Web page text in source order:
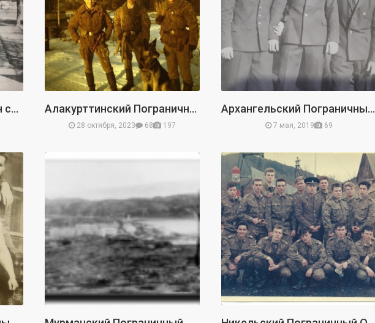
107 Отдельный батальон связи (4 Отдельный полк связи) Алакурттинский Пограничный Отряд
28 октября, 2023 68 197
Архангельский Пограничный Отряд
7 мая, 2019 69